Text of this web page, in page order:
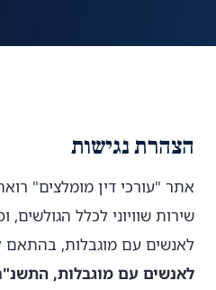
הצהרת נגישות
אתר "עורכי דין מומלצים"
שירות שוויוני לכלל
לאנשים עם מוגבלות, בהתאם
לאנשים עם מוגבלות,